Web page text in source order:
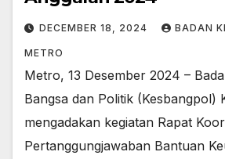
DECEMBER 18, 2024 BADAN
METRO
Metro, 13 Desember 2024 –
Bangsa dan Politik (Kesbangpol)
mengadakan kegiatan Rapat
Pertanggungjawaban Bantuan